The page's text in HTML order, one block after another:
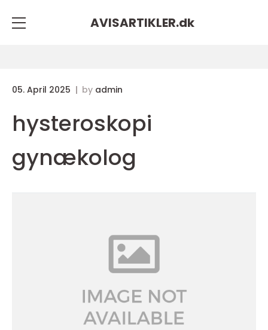
AVISARTIKLER.dk
05. April 2025 by admin
hysteroskopi
gynækolog